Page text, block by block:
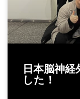
日本脳神
した！